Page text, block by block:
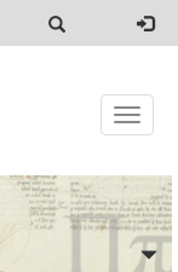
Toggle